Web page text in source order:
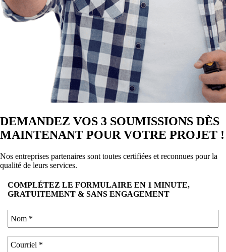
DEMANDEZ VOS 3 SOUMISSIONS DÈS
MAINTENANT POUR VOTRE PROJET !
Nos entreprises partenaires sont toutes certifiées et reconnues pour la
qualité de leurs services.
COMPLÉTEZ LE FORMULAIRE EN 1 MINUTE,
GRATUITEMENT & SANS ENGAGEMENT